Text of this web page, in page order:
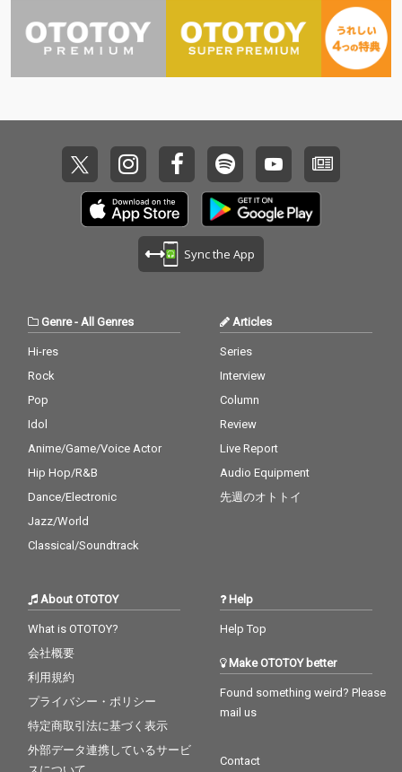
Sync the App
Genre- All Genres
Hi-res
Rock
Pop
Idol
Anime/Game/Voice Actor
Hip Hop/R&B
Dance/Electronic
Jazz/World
Classical/Soundtrack
Articles
Series
Interview
Column
Review
Live Report
Audio Equipment
先週のオトトイ
About OTOTOY
What is OTOTOY?
会社概要
利用規約
プライバシー・ポリシー
特定商取引法に基づく表示
外部データ連携しているサービ
Help
Help Top
Make OTOTOY better
Found something weird? Please
mail us
Contact